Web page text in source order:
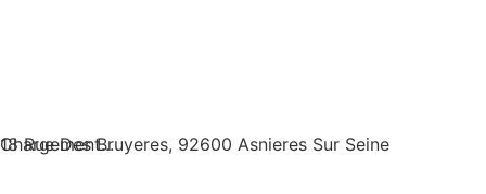
Chargement...
18 Rue Des Bruyeres, 92600 Asnieres Sur Seine